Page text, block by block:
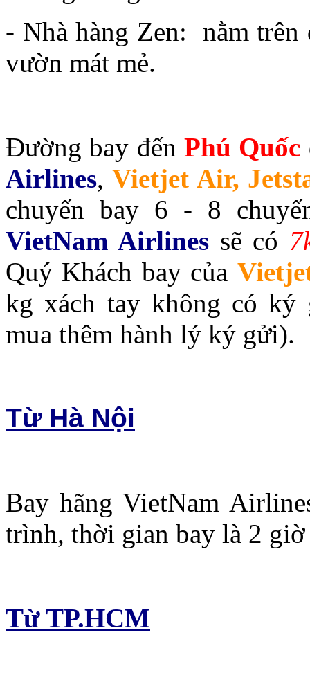
- Nhà hàng Zen: nằm
vườn mát mẻ.
Đường bay đến Phú Quốc
Airlines,Vietjet Air,
chuyến bay 6 - 8
VietNam Airlinessẽ có
Quý Khách bay của
kg xách tay không có ký
mua thêm hành lý ký gửi).
Từ Hà Nội
Bay hãng VietNam
trình, thời gian bay là 2
Từ TP.HCM